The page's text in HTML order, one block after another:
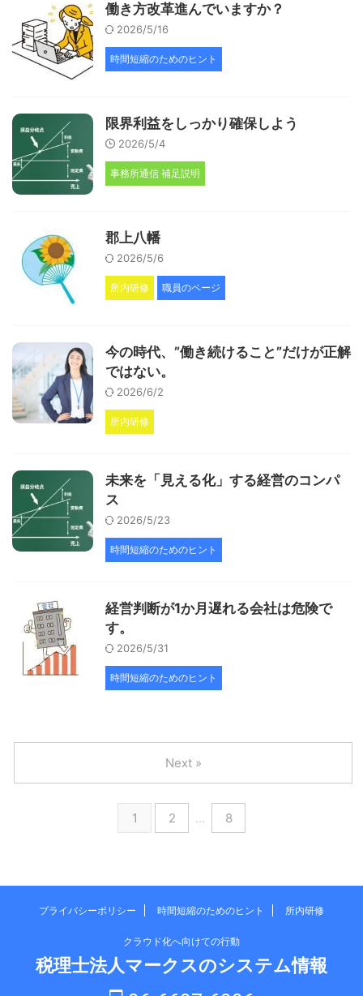
働き方改革進んでいますか？
2026/5/16
時間短縮のためのヒント
限界利益をしっかり確保しよう
2026/5/4
事務所通信 補足説明
郡上八幡
2026/5/6
所内研修 職員のページ
今の時代、”働き続けること”だけが正解
ではない。
2026/6/2
所内研修
未来を「見える化」する経営のコンパ
ス
2026/5/23
時間短縮のためのヒント
経営判断が1か月遅れる会社は危険で
す。
2026/5/31
時間短縮のためのヒント
1 2 … 8
Next »
プライバシーポリシー 時間短縮のためのヒント 所内研修
クラウド化へ向けての行動
税理士法人マークスのシステム情報